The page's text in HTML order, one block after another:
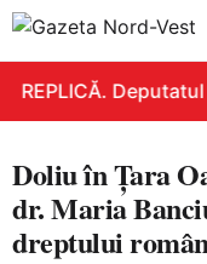
REPLICĂ.
Doliu în Țara
dr. Maria
dreptului